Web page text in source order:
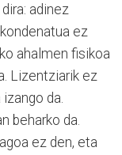
adinez
ez
ahalmen fisikoa
Lizentziarik ez
da.
beharko da.
ez den, eta